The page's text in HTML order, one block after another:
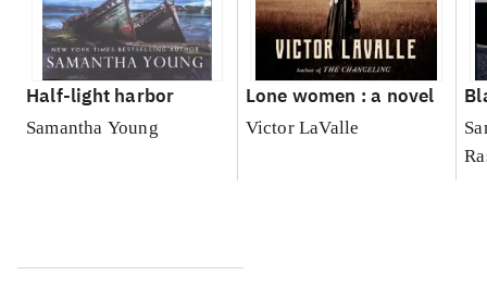
Half-light harbor
Samantha Young
Lone women : a novel
Victor LaValle